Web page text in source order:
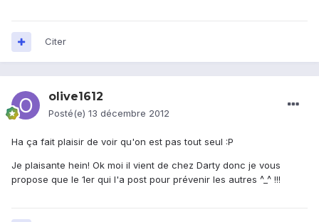
Citer
olive1612
Posté(e) 13 décembre 2012
Ha ça fait plaisir de voir qu'on est pas tout seul :P
Je plaisante hein! Ok moi il vient de chez Darty donc je vous
propose que le 1er qui l'a post pour prévenir les autres ^_^ !!!